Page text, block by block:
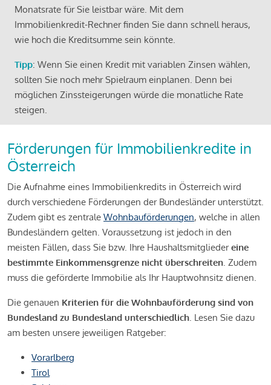
Monatsrate für Sie leistbar wäre. Mit dem
Immobilienkredit-Rechner finden Sie dann schnell heraus,
wie hoch die Kreditsumme sein könnte.
Tipp: Wenn Sie einen Kredit mit variablen Zinsen wählen,
sollten Sie noch mehr Spielraum einplanen. Denn bei
möglichen Zinssteigerungen würde die monatliche Rate
steigen.
Förderungen für Immobilienkredite in
Österreich
Die Aufnahme eines Immobilienkredits in Österreich wird
durch verschiedene Förderungen der Bundesländer unterstützt.
Zudem gibt es zentrale Wohnbauförderungen, welche in allen
Bundesländern gelten. Voraussetzung ist jedoch in den
meisten Fällen, dass Sie bzw. Ihre Haushaltsmitgliedereine
bestimmte Einkommensgrenze nicht überschreiten. Zudem
muss die geförderte Immobilie als Ihr Hauptwohnsitz dienen.
Die genauen Kriterien für die Wohnbauförderung sind von
Bundesland zu Bundesland unterschiedlich. Lesen Sie dazu
am besten unsere jeweiligen Ratgeber:
Vorarlberg
Tirol